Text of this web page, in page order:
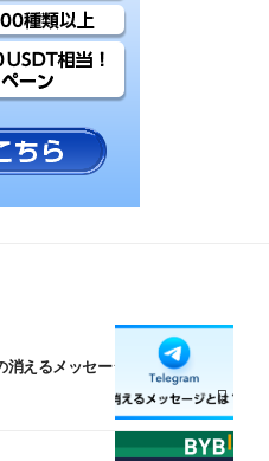
消えるメッセージとは？